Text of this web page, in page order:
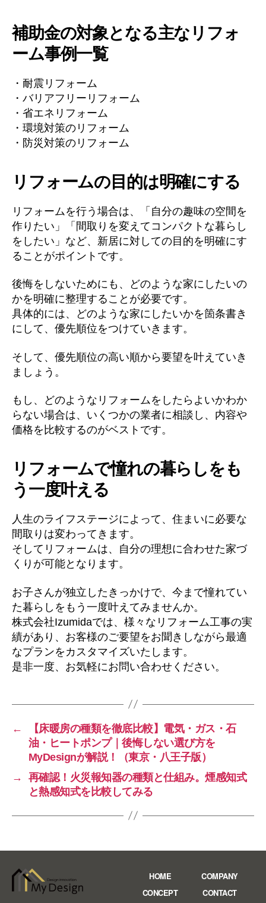
補助金の対象となる主なリフォ
ーム事例一覧
・耐震リフォーム
・バリアフリーリフォーム
・省エネリフォーム
・環境対策のリフォーム
・防災対策のリフォーム
リフォームの目的は明確にする
リフォームを行う場合は、「自分の趣味の空間を
作りたい」「間取りを変えてコンパクトな暮らし
をしたい」など、新居に対しての目的を明確にす
ることがポイントです。
後悔をしないためにも、どのような家にしたいの
かを明確に整理することが必要です。
具体的には、どのような家にしたいかを箇条書き
にして、優先順位をつけていきます。
そして、優先順位の高い順から要望を叶えていき
ましょう。
もし、どのようなリフォームをしたらよいかわか
らない場合は、いくつかの業者に相談し、内容や
価格を比較するのがベストです。
リフォームで憧れの暮らしをも
う一度叶える
人生のライフステージによって、住まいに必要な
間取りは変わってきます。
そしてリフォームは、自分の理想に合わせた家づ
くりが可能となります。
お子さんが独立したきっかけで、今まで憧れてい
た暮らしをもう一度叶えてみませんか。
株式会社Izumidaでは、様々なリフォーム工事の実
績があり、お客様のご要望をお聞きしながら最適
なプランをカスタマイズいたします。
是非一度、お気軽にお問い合わせください。
←
【床暖房の種類を徹底比較】電気・ガス・石
油・ヒートポンプ｜後悔しない選び方を
MyDesignが解説！（東京・八王子版）
→
再確認！火災報知器の種類と仕組み。煙感知式
と熱感知式を比較してみる
HOME
CONCEPT
COMPANY
CONTACT